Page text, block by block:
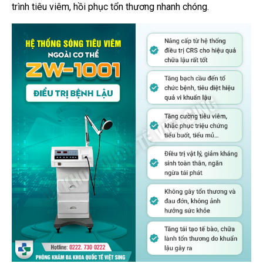
trình tiêu viêm, hồi phục tổn thương nhanh chóng.